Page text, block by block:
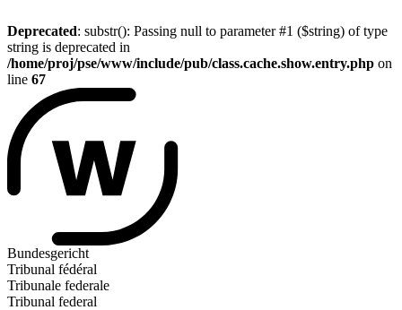
Deprecated: substr(): Passing null to parameter #1 ($string) of type
string is deprecated in
/home/proj/pse/www/include/pub/class.cache.show.entry.php on
line 67
Bundesgericht
Tribunal fédéral
Tribunale federale
Tribunal federal